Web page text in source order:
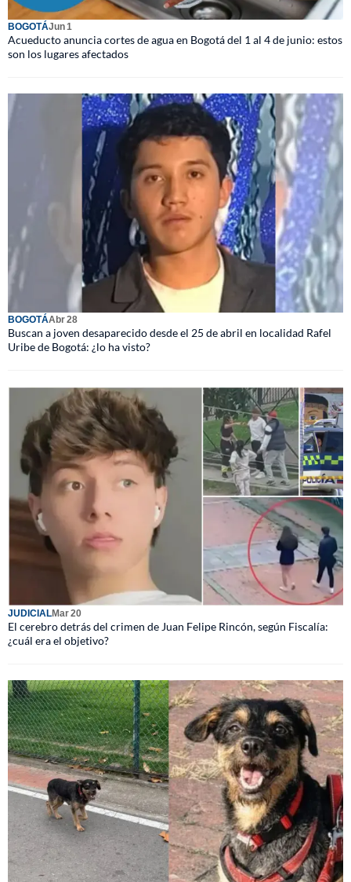
BOGOTÁJun 1
Acueducto anuncia cortes de agua en Bogotá del 1 al 4 de junio: estos
son los lugares afectados
BOGOTÁAbr 28
Buscan a joven desaparecido desde el 25 de abril en localidad Rafel
Uribe de Bogotá: ¿lo ha visto?
JUDICIALMar 20
El cerebro detrás del crimen de Juan Felipe Rincón, según Fiscalía:
¿cuál era el objetivo?